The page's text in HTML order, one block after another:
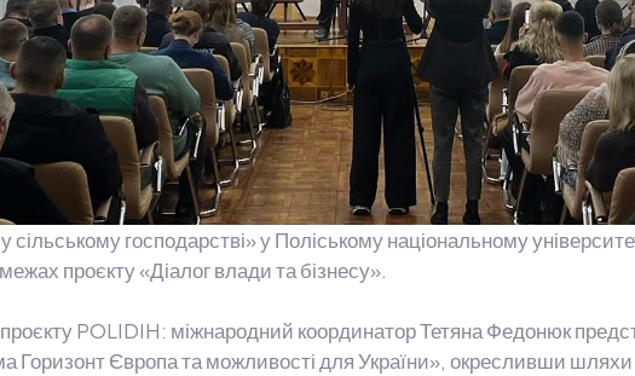
сільському господарстві» у Поліському національному
проєкту «Діалог влади та бізнесу».
POLIDIH: міжнародний координатор Тетяна Федонюк
Горизонт Європа та можливості для України», окресливши шляхи